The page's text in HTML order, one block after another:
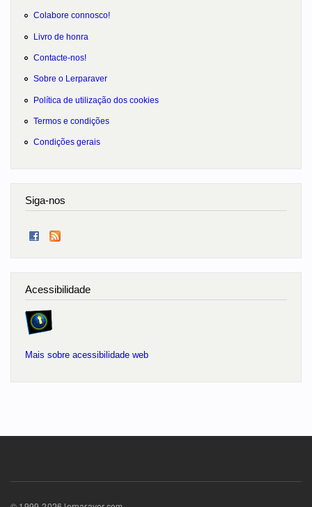
Colabore connosco!
Livro de honra
Contacte-nos!
Sobre o Lerparaver
Política de utilização dos cookies
Termos e condições
Condições gerais
Siga-nos
Acessibilidade
Mais sobre acessibilidade web